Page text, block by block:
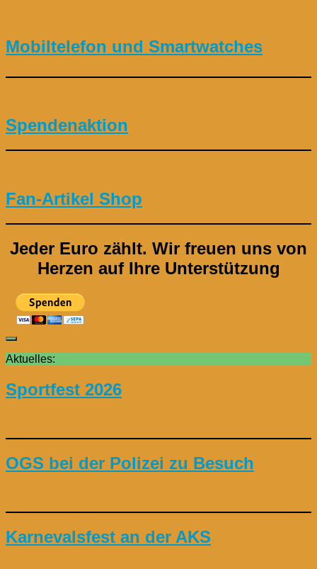
Mobiltelefon und Smartwatches
Spendenaktion
Fan-Artikel Shop
Jeder Euro zählt. Wir freuen uns von
Herzen auf Ihre Unterstützung
Aktuelles:
Sportfest 2026
OGS bei der Polizei zu Besuch
Karnevalsfest an der AKS